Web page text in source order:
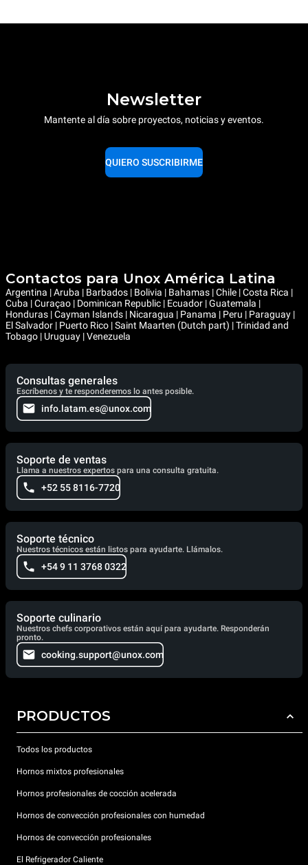
Newsletter
Mantente al día sobre proyectos, noticias y eventos.
QUIERO SUSCRIBIRME
Contactos para Unox América Latina
Argentina | Aruba | Barbados | Bolivia | Bahamas | Chile | Costa Rica |
Cuba | Curaçao | Dominican Republic | Ecuador | Guatemala |
Honduras | Cayman Islands | Nicaragua | Panama | Peru | Paraguay |
El Salvador | Puerto Rico | Saint Maarten (Dutch part) | Trinidad and
Tobago | Uruguay | Venezuela
Consultas generales
Escríbenos y te responderemos lo antes posible.
info.latam.es@unox.com
Soporte de ventas
Llama a nuestros expertos para una consulta gratuita.
+52 55 8116-7720
Soporte técnico
Nuestros técnicos están listos para ayudarte. Llámalos.
+54 9 11 3768 0322
Soporte culinario
Nuestros chefs corporativos están aquí para ayudarte. Responderán
pronto.
cooking.support@unox.com
PRODUCTOS
Todos los productos
Hornos mixtos profesionales
Hornos profesionales de cocción acelerada
Hornos de convección profesionales con humedad
Hornos de convección profesionales
El Refrigerador Caliente